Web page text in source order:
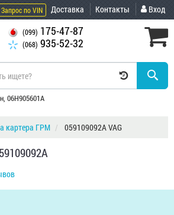
Запрос по VIN Доставка Контакты Вход
(099) 175-47-87
(068) 935-52-32
06H905601A
картера ГРМ 059109092A VAG